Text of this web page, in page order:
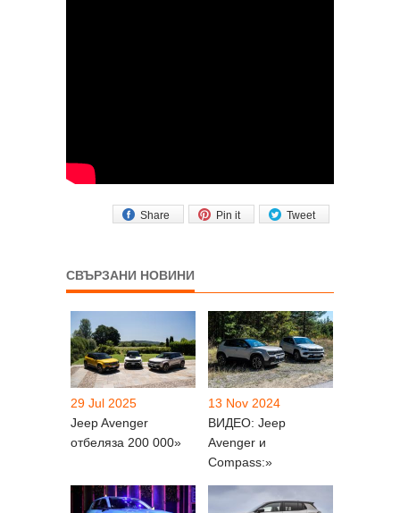
Tweet
Pin it
Share
СВЪРЗАНИ НОВИНИ
29 Jul 2025
Jeep Avenger
отбеляза 200 000»
13 Nov 2024
ВИДЕО: Jeep
Avenger и
Compass:»